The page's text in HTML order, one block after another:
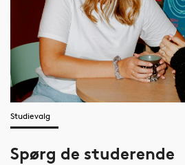
Studievalg
Spørg de studerende